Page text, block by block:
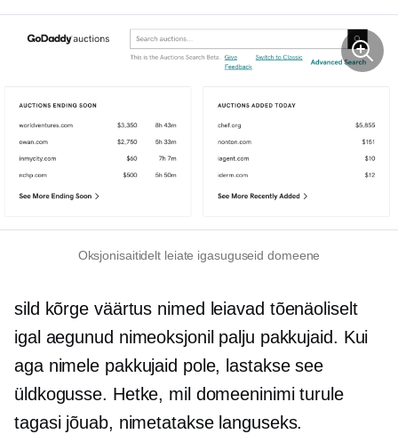
Oksjonisaitidelt leiate igasuguseid domeene
sild kõrge väärtus nimed leiavad tõenäoliselt
igal aegunud nimeoksjonil palju pakkujaid. Kui
aga nimele pakkujaid pole, lastakse see
üldkogusse. Hetke, mil domeeninimi turule
tagasi jõuab, nimetatakse languseks.